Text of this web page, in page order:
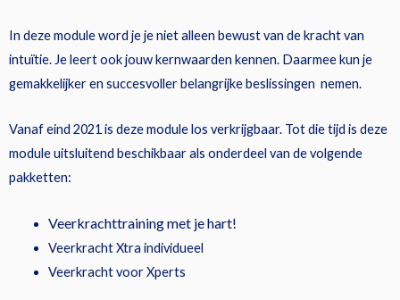
In deze module word je je niet alleen bewust van de kracht van
intuïtie. Je leert ook jouw kernwaarden kennen. Daarmee kun je
gemakkelijker en succesvoller belangrijke beslissingen nemen.
Vanaf eind 2021 is deze module los verkrijgbaar. Tot die tijd is deze
module uitsluitend beschikbaar als onderdeel van de volgende
pakketten:
Veerkrachttraining met je hart!
Veerkracht Xtra individueel
Veerkracht voor Xperts